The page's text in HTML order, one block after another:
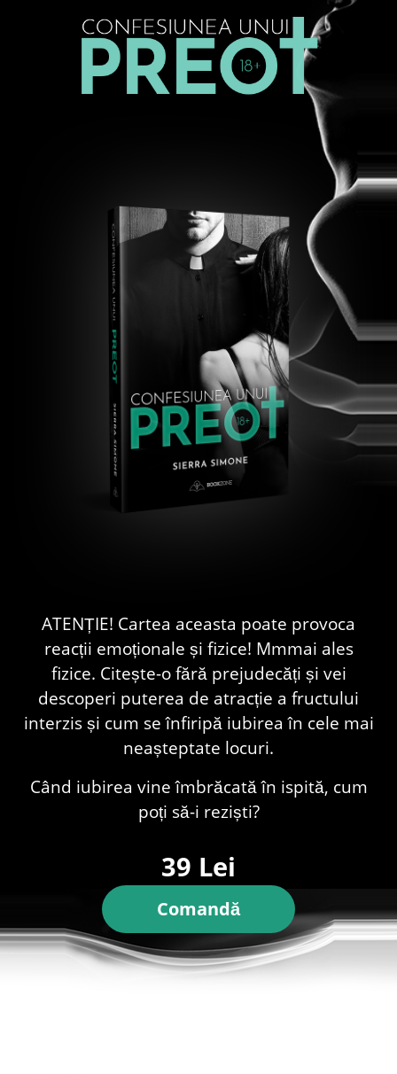
ATENȚIE! Cartea aceasta poate provoca
reacții emoționale și fizice! Mmmai ales
fizice. Citește-o fără prejudecăți și vei
descoperi puterea de atracție a fructului
interzis și cum se înfiripă iubirea în cele mai
neașteptate locuri.
Când iubirea vine îmbrăcată în ispită, cum
poți să-i reziști?
39 Lei
Comandă